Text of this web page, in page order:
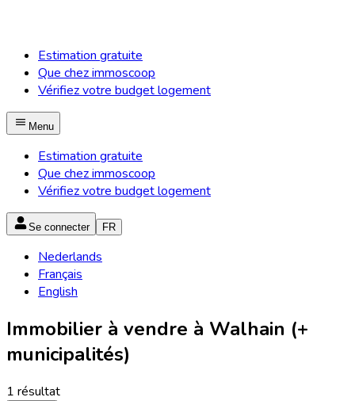
Estimation gratuite
Que chez immoscoop
Vérifiez votre budget logement
Menu
Estimation gratuite
Que chez immoscoop
Vérifiez votre budget logement
Se connecter FR
Nederlands
Français
English
Immobilier à vendre à Walhain (+
municipalités)
1 résultat